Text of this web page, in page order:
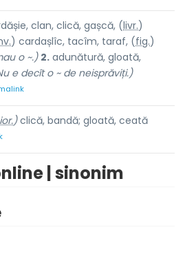
clan, clică, gașcă, (livr.)
) cardașlîc, tacîm, taraf, (fig.)
o ~.) 2. adunătură, gloată,
e decît o ~ de neisprăviți.)
)clică, bandă; gloată, ceată
| sinonim